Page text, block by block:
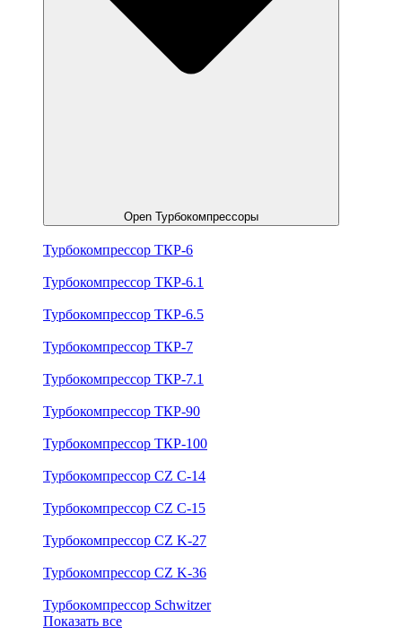
Open Турбокомпрессоры
Турбокомпрессор ТКР-6
Турбокомпрессор ТКР-6.1
Турбокомпрессор ТКР-6.5
Турбокомпрессор ТКР-7
Турбокомпрессор ТКР-7.1
Турбокомпрессор ТКР-90
Турбокомпрессор ТКР-100
Турбокомпрессор CZ C-14
Турбокомпрессор CZ C-15
Турбокомпрессор CZ K-27
Турбокомпрессор CZ K-36
Турбокомпрессор Schwitzer
Показать все